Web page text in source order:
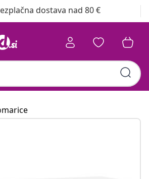
dostava nad 80 €